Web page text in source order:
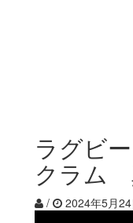
ラグビ
クラム
/ 2024年5月24